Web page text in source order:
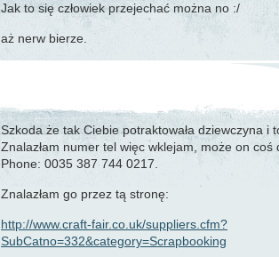
Jak to się człowiek przejechać można no :/
aż nerw bierze.
Szkoda że tak Ciebie potraktowała dziewczyna i
Znalazłam numer tel więc wklejam, może on coś
Phone: 0035 387 744 0217.
Znalazłam go przez tą stronę:
http://www.craft-fair.co.uk/suppliers.cfm?
SubCatno=332&category=Scrapbooking